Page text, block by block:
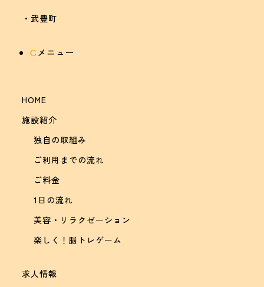
・武豊町
Gメニュー
HOME
施設紹介
独自の取組み
ご利用までの流れ
ご料金
1日の流れ
美容・リラクゼーション
楽しく！脳トレゲーム
求人情報